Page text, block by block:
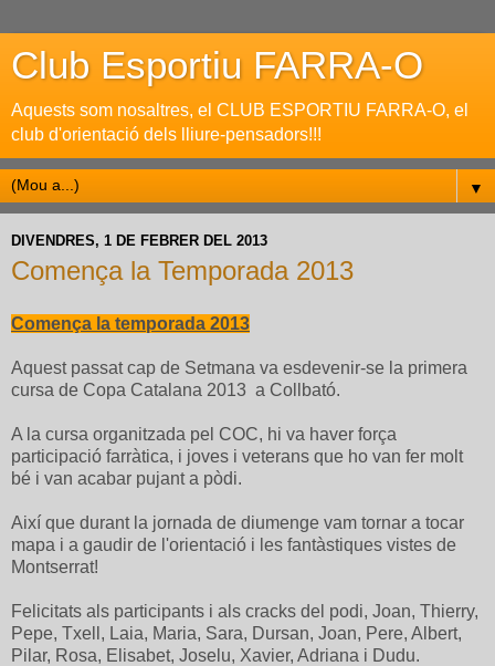
Club Esportiu FARRA-O
Aquests som nosaltres, el CLUB ESPORTIU FARRA-O, el
club d'orientació dels lliure-pensadors!!!
▼
DIVENDRES, 1 DE FEBRER DEL 2013
Comença la Temporada 2013
Comença la temporada 2013
Aquest passat cap de Setmana va esdevenir-se la primera
cursa de Copa Catalana 2013 a Collbató.
A la cursa organitzada pel COC, hi va haver força
participació farràtica, i joves i veterans que ho van fer molt
bé i van acabar pujant a pòdi.
Així que durant la jornada de diumenge vam tornar a tocar
mapa i a gaudir de l'orientació i les fantàstiques vistes de
Montserrat!
Felicitats als participants i als cracks del podi, Joan, Thierry,
Pepe, Txell, Laia, Maria, Sara, Dursan, Joan, Pere, Albert,
Pilar, Rosa, Elisabet, Joselu, Xavier, Adriana i Dudu.